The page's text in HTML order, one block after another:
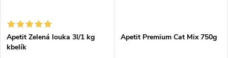
Apetit Zelená louka 3l/1 kg
kbelík
Apetit Premium Cat Mix 750g